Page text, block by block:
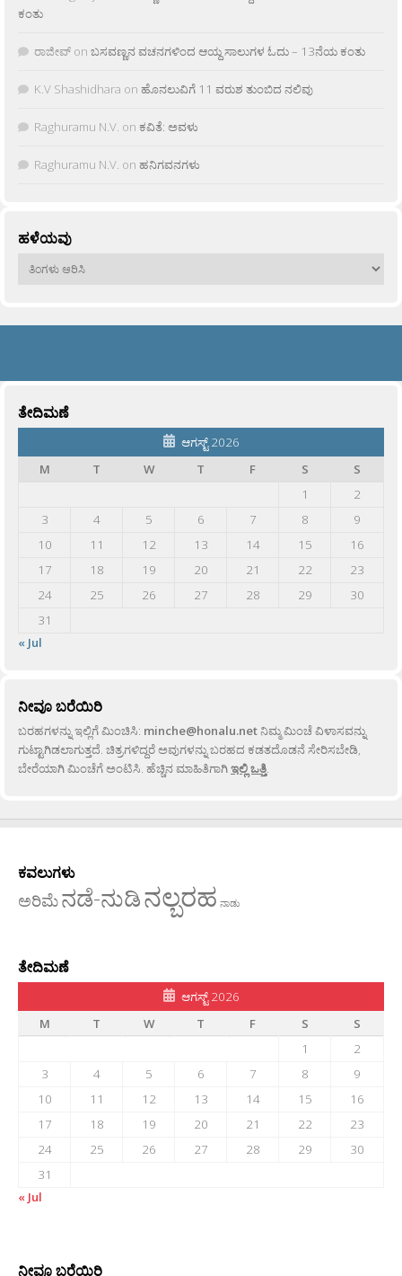
ಕಂತು
ರಾಜೀವ್ on ಬಸವಣ್ಣನ ವಚನಗಳಿಂದ ಆಯ್ದ ಸಾಲುಗಳ ಓದು – 13ನೆಯ ಕಂತು
K.V Shashidhara on ಹೊನಲುವಿಗೆ 11 ವರುಶ ತುಂಬಿದ ನಲಿವು
Raghuramu N.V. on ಕವಿತೆ: ಅವಳು
Raghuramu N.V. on ಹನಿಗವನಗಳು
ಹಳೆಯವು
ಹಳೆಯವು
ತೇದಿಮಣೆ
ಆಗಸ್ಟ್ 2026
M
T W T F S
S
1
2
3
4 5 6 7 8
9
10
11 12 13 14 15
16
17
18 19 20 21 22
23
24
25 26 27 28 29
30
31
« Jul
ನೀವೂ ಬರೆಯಿರಿ
ಬರಹಗಳನ್ನು ಇಲ್ಲಿಗೆ ಮಿಂಚಿಸಿ: minche@honalu.netನಿಮ್ಮ ಮಿಂಚೆ ವಿಳಾಸವನ್ನು
ಗುಟ್ಟಾಗಿಡಲಾಗುತ್ತದೆ. ಚಿತ್ರಗಳಿದ್ದರೆ ಅವುಗಳನ್ನು ಬರಹದ ಕಡತದೊಡನೆ ಸೇರಿಸಬೇಡಿ,
ಬೇರೆಯಾಗಿ ಮಿಂಚೆಗೆ ಅಂಟಿಸಿ. ಹೆಚ್ಚಿನ ಮಾಹಿತಿಗಾಗಿಇಲ್ಲಿ ಒತ್ತಿ.
ಕವಲುಗಳು
ಅರಿಮೆನಡೆ-ನುಡಿನಲ್ಬರಹ ನಾಡು
ತೇದಿಮಣೆ
ಆಗಸ್ಟ್ 2026
M
T W T F S
S
1
2
3
4 5 6 7 8
9
10
11 12 13 14 15
16
17
18 19 20 21 22
23
24
25 26 27 28 29
30
31
« Jul
ನೀವೂ ಬರೆಯಿರಿ